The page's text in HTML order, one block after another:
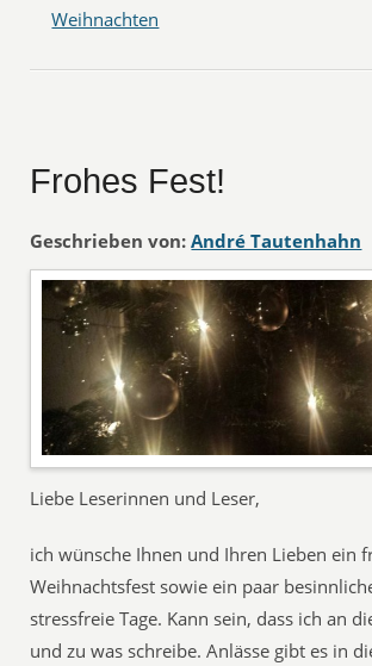
Weihnachten
Frohes Fest!
Geschrieben von: André Tautenhahn
Liebe Leserinnen und Leser,
ich wünsche Ihnen und Ihren Lieben ein
Weihnachtsfest sowie ein paar
stressfreie Tage. Kann sein, dass ich an
und zu was schreibe. Anlässe gibt es in